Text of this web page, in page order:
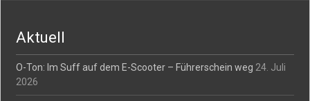
Aktuell
O-Ton: Im Suff auf dem E-Scooter – Führerschein weg 24. Juli
2026